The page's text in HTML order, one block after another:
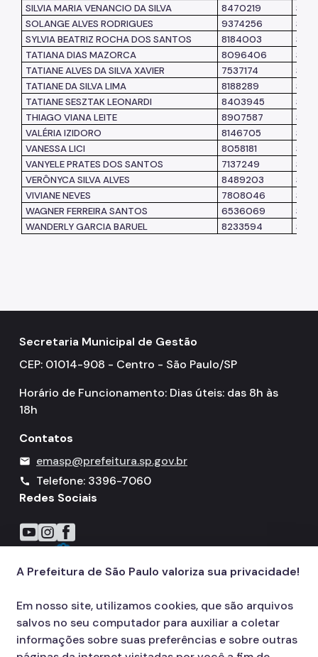
SILVIA MARIA VENANCIO DA SILVA
8470219
SME
SOLANGE ALVES RODRIGUES
9374256
SME
SYLVIA BEATRIZ ROCHA DOS SANTOS
8184003
SME
TATIANA DIAS MAZORCA
8096406
SME
TATIANE ALVES DA SILVA XAVIER
7537174
SME
TATIANE DA SILVA LIMA
8188289
SME
TATIANE SESZTAK LEONARDI
8403945
SME
THIAGO VIANA LEITE
8907587
VALÉRIA IZIDORO
8146705
SME
VANESSA LICI
8058181
SME
VANYELE PRATES DOS SANTOS
7137249
VERÔNYCA SILVA ALVES
8489203
SME
VIVIANE NEVES
7808046
SME
WAGNER FERREIRA SANTOS
6536069
WANDERLY GARCIA BARUEL
8233594 SME
Secretaria Municipal de Gestão
CEP: 01014-908 - Centro - São Paulo/SP
Horário de Funcionamento: Dias úteis: das 8h às
18h
Contatos
mail emasp@prefeitura.sp.gov.br
call
Telefone: 3396-7060
Redes Sociais
Icone do YouTube
Icone do Instagram
Icone do Facebook
A Prefeitura de São Paulo valoriza sua privacidade!
Em nosso site, utilizamos cookies, que são arquivos
salvos no seu computador para auxiliar a coletar
informações sobre suas preferências e sobre outras